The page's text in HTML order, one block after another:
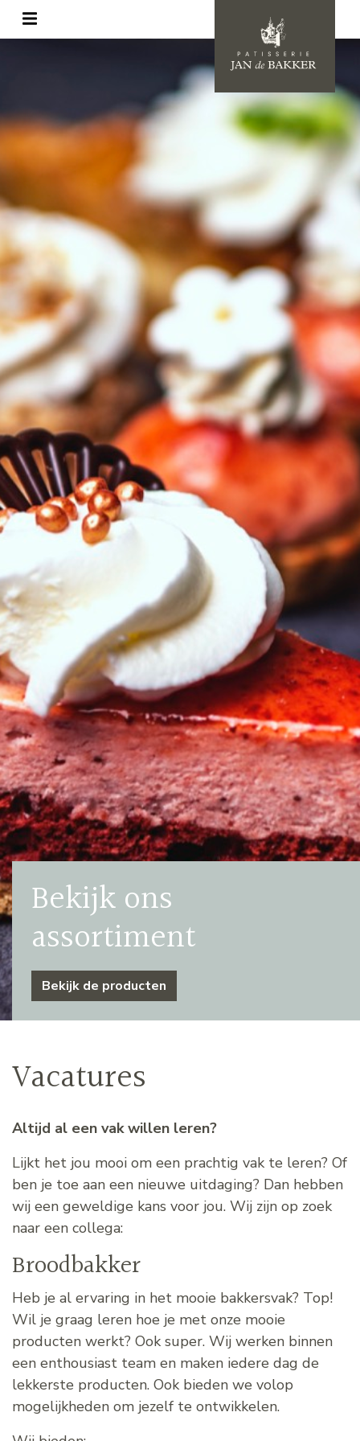
Bekijk ons
assortiment
Bekijk de producten
Vacatures
Altijd al een vak willen leren?
Lijkt het jou mooi om een prachtig vak te leren? Of
ben je toe aan een nieuwe uitdaging? Dan hebben
wij een geweldige kans voor jou. Wij zijn op zoek
naar een collega:
Broodbakker
Heb je al ervaring in het mooie bakkersvak? Top!
Wil je graag leren hoe je met onze mooie
producten werkt? Ook super. Wij werken binnen
een enthousiast team en maken iedere dag de
lekkerste producten. Ook bieden we volop
mogelijkheden om jezelf te ontwikkelen.